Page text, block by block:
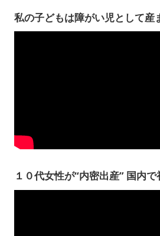
私の子どもは障がい児として産
１０代女性が“内密出産” 国内